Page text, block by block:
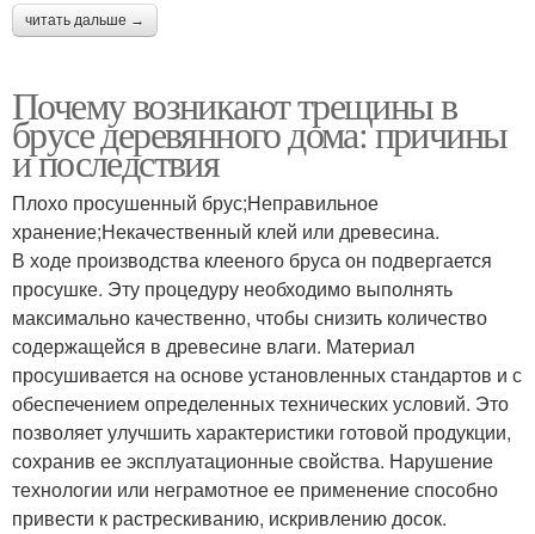
читать дальше →
Почему возникают трещины в
брусе деревянного дома: причины
и последствия
Плохо просушенный брус;Неправильное
хранение;Некачественный клей или древесина.
В ходе производства клееного бруса он подвергается
просушке. Эту процедуру необходимо выполнять
максимально качественно, чтобы снизить количество
содержащейся в древесине влаги. Материал
просушивается на основе установленных стандартов и с
обеспечением определенных технических условий. Это
позволяет улучшить характеристики готовой продукции,
сохранив ее эксплуатационные свойства. Нарушение
технологии или неграмотное ее применение способно
привести к растрескиванию, искривлению досок.